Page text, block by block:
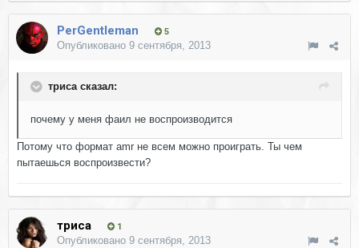
PerGentleman 5
Опубликовано 9 сентября, 2013
триса сказал:
почему у меня фаил не воспроизводится
Потому что формат amr не всем можно проиграть. Ты чем
пытаешься воспроизвести?
триса 1
Опубликовано 9 сентября, 2013